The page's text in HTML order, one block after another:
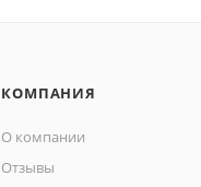
КОМПАНИЯ
О компании
Отзывы